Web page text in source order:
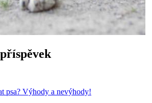
psa? Výhody a nevýhody!